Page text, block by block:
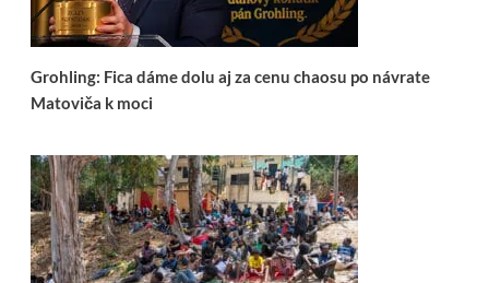
Grohling: Fica dáme dolu aj za cenu chaosu po návrate
Matoviča k moci